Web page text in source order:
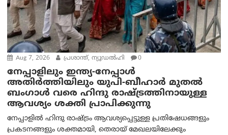
Aug 7, 2026 പ്രശാന്ത്, ന്യൂഡല്‍ഹി 0
നേപ്പാളിലും ഇന്ത്യ-നേപ്പാൾ
അതിർത്തിയിലും യുപി-ബീഹാർ മുതൽ
ബംഗാൾ വരെ ഹിന്ദു രാഷ്ട്രത്തിനായുള്ള
ആവശ്യം ശക്തി പ്രാപിക്കുന്നു
നേപ്പാളിൽ ഹിന്ദു രാഷ്ട്രം ആവശ്യപ്പെട്ടുള്ള പ്രതിഷേധങ്ങളും
പ്രകടനങ്ങളും ശക്തമായി, തെരായ് മേഖലയിലേക്കും